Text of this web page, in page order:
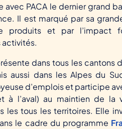
avec PACA le dernier grand
Il est marqué par sa
produits et par l’impact
activités.
dans tous les cantons
aussi dans les Alpes du
d’emplois et participe
à l’aval) au maintien de la
les tous les territoires. Elle
le cadre du programme